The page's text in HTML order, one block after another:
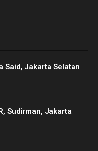
Said, Jakarta Selatan
Sudirman, Jakarta